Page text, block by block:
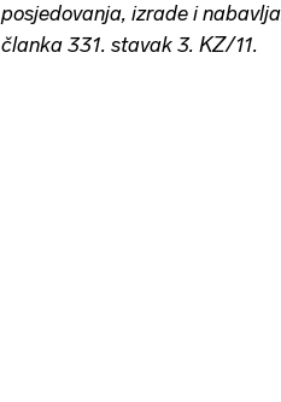
posjedovanja, izrade i
članka 331. stavak 3. KZ/11.